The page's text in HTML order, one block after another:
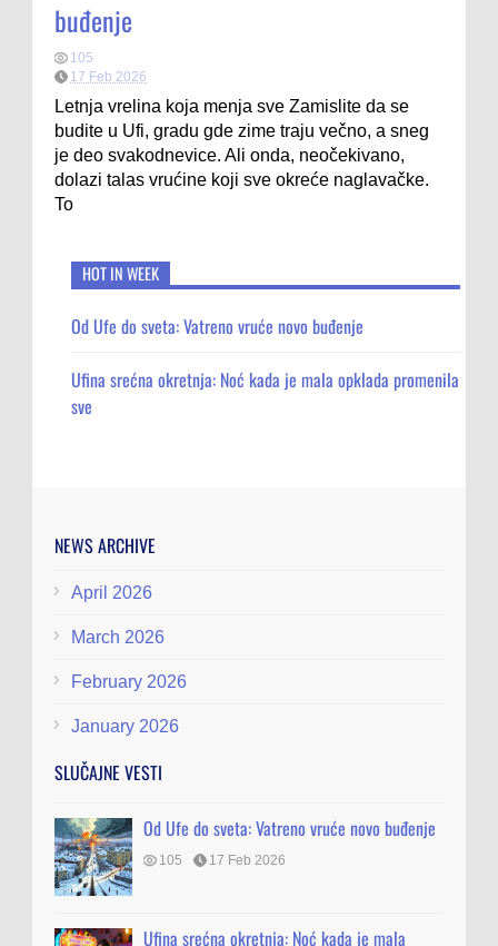
buđenje
105
17 Feb 2026
Letnja vrelina koja menja sve Zamislite da se
budite u Ufi, gradu gde zime traju večno, a sneg
je deo svakodnevice. Ali onda, neočekivano,
dolazi talas vrućine koji sve okreće naglavačke.
To
HOT IN WEEK
Od Ufe do sveta: Vatreno vruće novo buđenje
Ufina srećna okretnja: Noć kada je mala opklada promenila
sve
NEWS ARCHIVE
April 2026
March 2026
February 2026
January 2026
SLUČAJNE VESTI
Od Ufe do sveta: Vatreno vruće novo buđenje
105 17 Feb 2026
Ufina srećna okretnja: Noć kada je mala